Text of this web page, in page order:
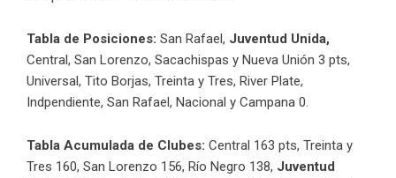
Tabla de Posiciones: San Rafael, Juventud Unida,
Central, San Lorenzo, Sacachispas y Nueva Unión 3 pts,
Universal, Tito Borjas, Treinta y Tres, River Plate,
Indpendiente, San Rafael, Nacional y Campana 0.
Tabla Acumulada de Clubes: Central 163 pts, Treinta y
Tres 160, San Lorenzo 156, Río Negro 138, Juventud